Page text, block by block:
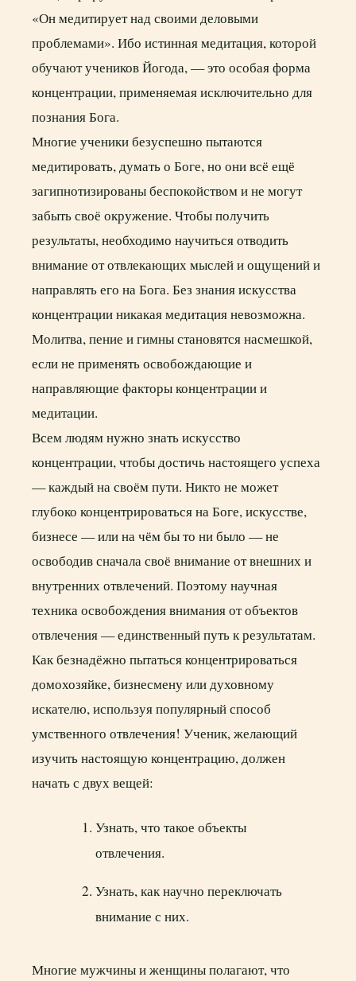
«Он медитирует над своими деловыми
проблемами». Ибо истинная медитация, которой
обучают учеников Йогода, — это особая форма
концентрации, применяемая исключительно для
познания Бога.
Многие ученики безуспешно пытаются
медитировать, думать о Боге, но они всё ещё
загипнотизированы беспокойством и не могут
забыть своё окружение. Чтобы получить
результаты, необходимо научиться отводить
внимание от отвлекающих мыслей и ощущений и
направлять его на Бога. Без знания искусства
концентрации никакая медитация невозможна.
Молитва, пение и гимны становятся насмешкой,
если не применять освобождающие и
направляющие факторы концентрации и
медитации.
Всем людям нужно знать искусство
концентрации, чтобы достичь настоящего успеха
— каждый на своём пути. Никто не может
глубоко концентрироваться на Боге, искусстве,
бизнесе — или на чём бы то ни было — не
освободив сначала своё внимание от внешних и
внутренних отвлечений. Поэтому научная
техника освобождения внимания от объектов
отвлечения — единственный путь к результатам.
Как безнадёжно пытаться концентрироваться
домохозяйке, бизнесмену или духовному
искателю, используя популярный способ
умственного отвлечения! Ученик, желающий
изучить настоящую концентрацию, должен
начать с двух вещей:
Узнать, что такое объекты
отвлечения.
Узнать, как научно переключать
внимание с них.
Многие мужчины и женщины полагают, что